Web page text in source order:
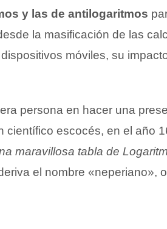
y las de antilogaritmos
la masificación de las
móviles, su
persona en hacer una
científico escocés, en el año
maravillosa tabla de
el nombre «neperiano»,